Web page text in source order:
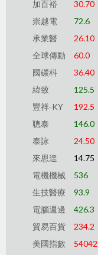
加百裕 30.70
崇越電 72.6
承業醫 26.10
全球傳動 60.0
國碳科 36.40
緯致 125.5
豐祥-KY 192.5
聰泰 146.0
泰詠 24.50
來思達 14.75
電機機械 536
生技醫療 93.9
電腦週邊 426.3
貿易百貨 234.2
美國指數